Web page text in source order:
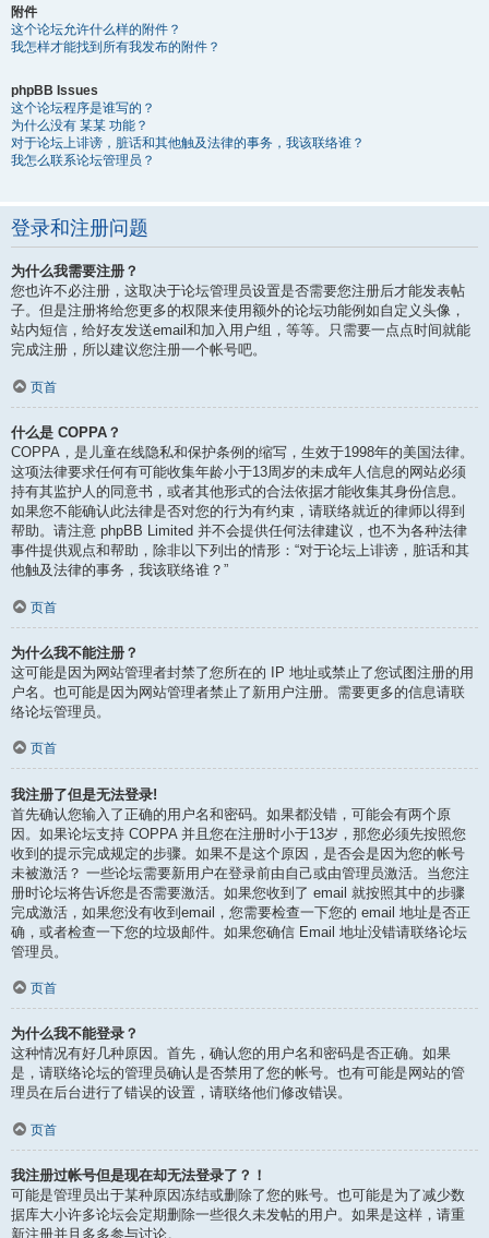
附件
这个论坛允许什么样的附件？
我怎样才能找到所有我发布的附件？
phpBB Issues
这个论坛程序是谁写的？
为什么没有 某某 功能？
对于论坛上诽谤，脏话和其他触及法律的事务，我该联络谁？
我怎么联系论坛管理员？
登录和注册问题
为什么我需要注册？
您也许不必注册，这取决于论坛管理员设置是否需要您注册后才能发表帖
子。但是注册将给您更多的权限来使用额外的论坛功能例如自定义头像，
站内短信，给好友发送email和加入用户组，等等。只需要一点点时间就能
完成注册，所以建议您注册一个帐号吧。
页首
什么是 COPPA？
COPPA，是儿童在线隐私和保护条例的缩写，生效于1998年的美国法律。
这项法律要求任何有可能收集年龄小于13周岁的未成年人信息的网站必须
持有其监护人的同意书，或者其他形式的合法依据才能收集其身份信息。
如果您不能确认此法律是否对您的行为有约束，请联络就近的律师以得到
帮助。请注意 phpBB Limited 并不会提供任何法律建议，也不为各种法律
事件提供观点和帮助，除非以下列出的情形：“对于论坛上诽谤，脏话和其
他触及法律的事务，我该联络谁？”
页首
为什么我不能注册？
这可能是因为网站管理者封禁了您所在的 IP 地址或禁止了您试图注册的用
户名。也可能是因为网站管理者禁止了新用户注册。需要更多的信息请联
络论坛管理员。
页首
我注册了但是无法登录!
首先确认您输入了正确的用户名和密码。如果都没错，可能会有两个原
因。如果论坛支持 COPPA 并且您在注册时小于13岁，那您必须先按照您
收到的提示完成规定的步骤。如果不是这个原因，是否会是因为您的帐号
未被激活？ 一些论坛需要新用户在登录前由自己或由管理员激活。当您注
册时论坛将告诉您是否需要激活。如果您收到了 email 就按照其中的步骤
完成激活，如果您没有收到email，您需要检查一下您的 email 地址是否正
确，或者检查一下您的垃圾邮件。如果您确信 Email 地址没错请联络论坛
管理员。
页首
为什么我不能登录？
这种情况有好几种原因。首先，确认您的用户名和密码是否正确。如果
是，请联络论坛的管理员确认是否禁用了您的帐号。也有可能是网站的管
理员在后台进行了错误的设置，请联络他们修改错误。
页首
我注册过帐号但是现在却无法登录了？！
可能是管理员出于某种原因冻结或删除了您的账号。也可能是为了减少数
据库大小许多论坛会定期删除一些很久未发帖的用户。如果是这样，请重
新注册并且多多参与讨论。